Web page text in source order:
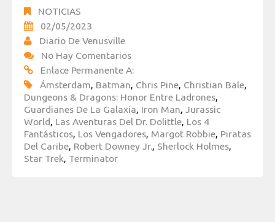
NOTICIAS
02/05/2023
Diario De Venusville
No Hay Comentarios
Enlace Permanente A:
Ámsterdam, Batman, Chris Pine, Christian Bale,
Dungeons & Dragons: Honor Entre Ladrones,
Guardianes De La Galaxia, Iron Man, Jurassic
World, Las Aventuras Del Dr. Dolittle, Los 4
Fantásticos, Los Vengadores, Margot Robbie, Piratas
Del Caribe, Robert Downey Jr., Sherlock Holmes,
Star Trek, Terminator